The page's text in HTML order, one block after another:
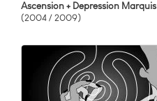
Ascension + Depression Marquis
(2004 / 2009)